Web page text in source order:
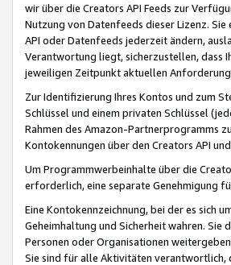
wir über die Creators API Feeds zur
Nutzung von Datenfeeds dieser Lizenz. Sie
API oder Datenfeeds jederzeit ändern,
Verantwortung liegt, sicherzustellen, dass
jeweiligen Zeitpunkt aktuellen
Zur Identifizierung Ihres Kontos und zum
Schlüssel und einem privaten Schlüssel
Rahmen des Amazon-Partnerprogramms
Kontokennungen über den Creators API
Um Programmwerbeinhalte über die
erforderlich, eine separate Genehmigung
Eine Kontokennzeichnung, bei der es sich
Geheimhaltung und Sicherheit wahren.
Personen oder Organisationen
Sie sind für alle Aktivitäten verantwortlich,